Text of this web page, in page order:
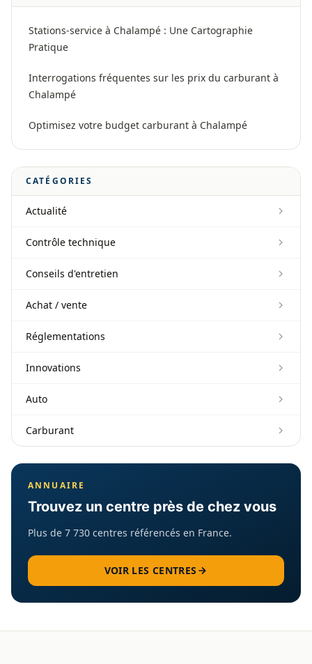
Stations-service à Chalampé : Une Cartographie
Pratique
Interrogations fréquentes sur les prix du carburant à
Chalampé
Optimisez votre budget carburant à Chalampé
CATÉGORIES
Actualité
Contrôle technique
Conseils d'entretien
Achat / vente
Réglementations
Innovations
Auto
Carburant
ANNUAIRE
Trouvez un centre près de chez vous
Plus de 7 730 centres référencés en France.
VOIR LES CENTRES